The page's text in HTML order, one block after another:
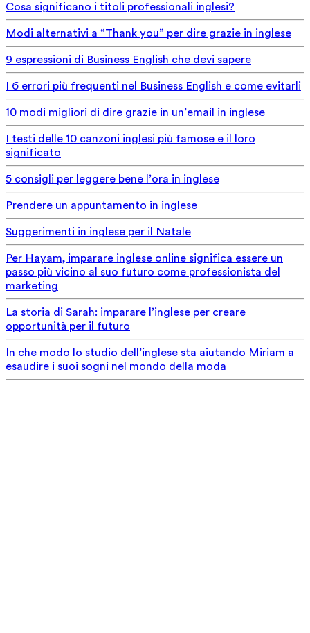
Cosa significano i titoli professionali inglesi?
Modi alternativi a “Thank you” per dire grazie in inglese
9 espressioni di Business English che devi sapere
I 6 errori più frequenti nel Business English e come evitarli
10 modi migliori di dire grazie in un’email in inglese
I testi delle 10 canzoni inglesi più famose e il loro
significato
5 consigli per leggere bene l’ora in inglese
Prendere un appuntamento in inglese
Suggerimenti in inglese per il Natale
Per Hayam, imparare inglese online significa essere un
passo più vicino al suo futuro come professionista del
marketing
La storia di Sarah: imparare l’inglese per creare
opportunità per il futuro
In che modo lo studio dell’inglese sta aiutando Miriam a
esaudire i suoi sogni nel mondo della moda